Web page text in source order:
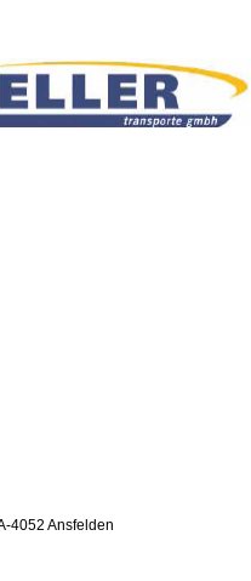
Ansfelden